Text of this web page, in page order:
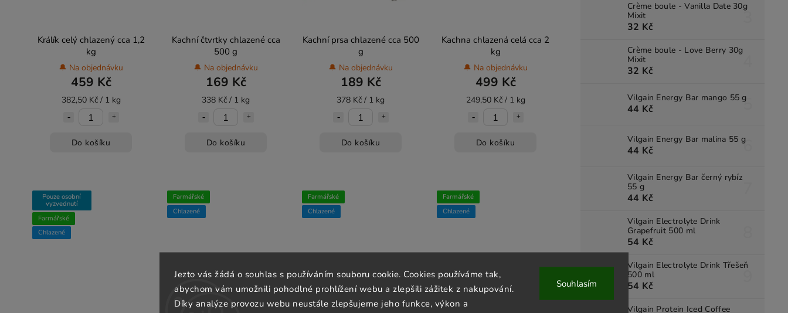
Jezto vás žádá o souhlas s používáním souboru cookie. Cookies používáme tak,
abychom vám umožnili pohodlné prohlížení webu a zlepšili zážitek z nakupování.
Díky analýze provozu webu neustále zlepšujeme jeho funkce, výkon a
Souhlasím
Crème boule - Vanilla Date 30g
Mixit
32 Kč
Crème boule - Love Berry 30g
Mixit
32 Kč
Vilgain Energy Bar mango 55 g
44 Kč
Vilgain Energy Bar malina 55 g
44 Kč
Vilgain Energy Bar černý rybíz
55 g
44 Kč
Vilgain Electrolyte Drink
Grapefruit 500 ml
54 Kč
Vilgain Electrolyte Drink Třešeň
500 ml
54 Kč
Vilgain Protein Iced Coffee
Králík celý chlazený cca 1,2
kg
🔔 Na objednávku
459 Kč
382,50 Kč / 1 kg
Do košíku
Kachní čtvrtky chlazené cca
500 g
🔔 Na objednávku
169 Kč
338 Kč / 1 kg
Do košíku
Kachní prsa chlazené cca 500
g
🔔 Na objednávku
189 Kč
378 Kč / 1 kg
Do košíku
Kachna chlazená celá cca 2
kg
🔔 Na objednávku
499 Kč
249,50 Kč / 1 kg
Do košíku
Pouze osobní
vyzvednutí
Farmářské
Chlazené
Farmářské
Chlazené
Farmářské
Chlazené
Farmářské
Chlazené